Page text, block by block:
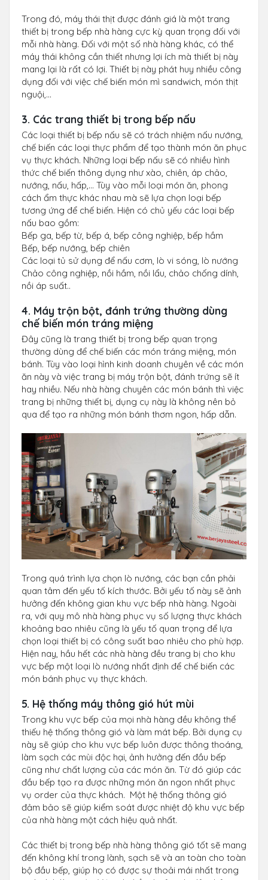
Trong đó, máy thái thịt được đánh giá là một trang
thiết bị trong bếp nhà hàng cực kỳ quan trọng đối với
mỗi nhà hàng. Đối với một số nhà hàng khác, có thể
máy thái không cần thiết nhưng lợi ích mà thiết bị này
mang lại là rất có lợi. Thiết bị này phát huy nhiều công
dụng đối với việc chế biến món mì sandwich, món thịt
nguội,...
3. Các trang thiết bị trong bếp nấu
Các loại thiết bị bếp nấu sẽ có trách nhiệm nấu nướng,
chế biến các loại thực phẩm để tạo thành món ăn phục
vụ thực khách. Những loại bếp nấu sẽ có nhiều hình
thức chế biến thông dụng như xào, chiên, áp chảo,
nướng, nấu, hấp,... Tùy vào mỗi loại món ăn, phong
cách ẩm thực khác nhau mà sẽ lựa chọn loại bếp
tương ứng để chế biến. Hiện có chủ yếu các loại bếp
nấu bao gồm:
Bếp ga, bếp từ, bếp á, bếp công nghiệp, bếp hầm
Bếp, bếp nướng, bếp chiên
Các loại tủ sử dụng để nấu cơm, lò vi sóng, lò nướng
Chảo công nghiệp, nồi hầm, nồi lẩu, chảo chống dính,
nồi áp suất..
4. Máy trộn bột, đánh trứng thường dùng
chế biến món tráng miệng
Đây cũng là trang thiết bị trong bếp quan trọng
thường dùng để chế biến các món tráng miệng, món
bánh. Tùy vào loại hình kinh doanh chuyên về các món
ăn này và việc trang bị máy trộn bột, đánh trứng sẽ ít
hay nhiều. Nếu nhà hàng chuyên các món bánh thì việc
trang bị những thiết bị, dụng cụ này là không nên bỏ
qua để tạo ra những món bánh thơm ngon, hấp dẫn.
Trong quá trình lựa chọn lò nướng, các bạn cần phải
quan tâm đến yếu tố kích thước. Bởi yếu tố này sẽ ảnh
hưởng đến không gian khu vực bếp nhà hàng. Ngoài
ra, với quy mô nhà hàng phục vụ số lượng thực khách
khoảng bao nhiêu cũng là yếu tố quan trọng để lựa
chọn loại thiết bị có công suất bao nhiêu cho phù hợp.
Hiện nay, hầu hết các nhà hàng đều trang bị cho khu
vực bếp một loại lò nướng nhất định để chế biến các
món bánh phục vụ thực khách.
5. Hệ thống máy thông gió hút mùi
Trong khu vực bếp của mọi nhà hàng đều không thể
thiếu hệ thống thông gió và làm mát bếp. Bởi dụng cụ
này sẽ giúp cho khu vực bếp luôn được thông thoáng,
làm sạch các mùi độc hại, ảnh hưởng đến đầu bếp
cũng như chất lượng của các món ăn. Từ đó giúp các
đầu bếp tạo ra được những món ăn ngon nhất phục
vụ order của thực khách. Một hệ thống thông gió
đảm bảo sẽ giúp kiểm soát được nhiệt độ khu vực bếp
của nhà hàng một cách hiệu quả nhất.
Các thiết bị trong bếp nhà hàng thông gió tốt sẽ mang
đến không khí trong lành, sạch sẽ và an toàn cho toàn
bộ đầu bếp, giúp họ có được sự thoải mái nhất trong